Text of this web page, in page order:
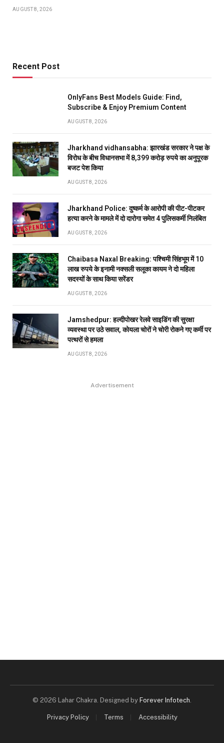
AUGUST 8, 2026
Recent Post
OnlyFans Best Models Guide: Find,
Subscribe & Enjoy Premium Content
AUGUST 8, 2026
Jharkhand vidhansabha: झारखंड सरकार ने पक्ष के
विरोध के बीच विधानसभा में 8,399 करोड़ रुपये का अनुपूरक
बजट पेश किया
AUGUST 8, 2026
Jharkhand Police: दुष्कर्म के आरोपी की पीट-पीटकर
हत्या करने के मामले में दो दारोगा समेत 4 पुलिसकर्मी निलंबित
AUGUST 8, 2026
Chaibasa Naxal Breaking: पश्चिमी सिंहभूम में 10
लाख रुपये के इनामी नक्सली सलूका कायम ने दो महिला
सदस्यों के साथ किया सरेंडर
AUGUST 8, 2026
Jamshedpur: हल्दीपोखर रेलवे साइडिंग की सुरक्षा
व्यवस्था पर उठे सवाल, कोयला चोरों ने चोरी रोकने गए कर्मी पर
पत्थरों से हमला
AUGUST 8, 2026
Advertisement
© 2026 Lahar Chakra. Designed by Forever Infotech.
Privacy Policy Terms Accessibility